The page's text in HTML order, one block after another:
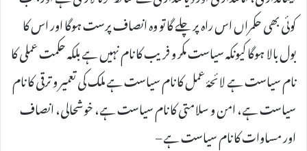
کوئی بھی حکمراں اس راہ پر چلے گا تو وہ انصاف پرست ہوگا اور اس کا
بول بالا ہوگا کیونکہ سیاست مکر و فریب کا نام نہیں ہے بلکہ حکمت عملی کا
نام سیاست ہے لائحۂ عمل کا نام سیاست ہے ملک کی تعمیر و ترقی کا نام
سیاست ہے، امن و سلامتی کا نام سیاست ہے، خوشحالی، انصاف
اور مساوات کا نام سیاست ہے –